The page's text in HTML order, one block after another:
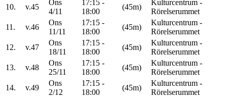
10.
v.45
Ons
4/11
17:15 -
18:00
(45m)
Kulturcentrum -
Rörelserummet
11.
v.46
Ons
11/11
17:15 -
18:00
(45m)
Kulturcentrum -
Rörelserummet
12.
v.47
Ons
18/11
17:15 -
18:00
(45m)
Kulturcentrum -
Rörelserummet
13.
v.48
Ons
25/11
17:15 -
18:00
(45m)
Kulturcentrum -
Rörelserummet
14.
v.49
Ons
2/12
17:15 -
18:00
(45m)
Kulturcentrum -
Rörelserummet